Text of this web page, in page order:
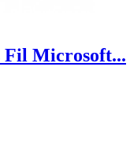
Fil Microsoft...